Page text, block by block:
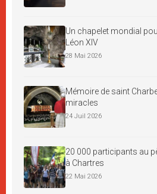
Un chapelet mondial
Léon XIV
28 Mai 2026
Mémoire de saint
miracles
24 Juil 2026
20 000 participants au
à Chartres
22 Mai 2026